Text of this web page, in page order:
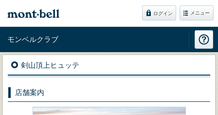
ログイン メニュー
モンベルクラブ
剣山頂上ヒュッテ
店舗案内